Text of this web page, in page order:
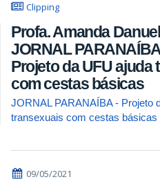
Clipping
Profa. Amanda
JORNAL
Projeto da UFU ajuda
com cestas básicas
JORNAL PARANAÍBA - Projeto
transexuais com cestas básicas
09/05/2021